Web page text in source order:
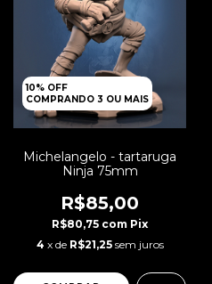
10% OFF
COMPRANDO 3 OU MAIS
Michelangelo - tartaruga
Ninja 75mm
R$85,00
R$80,75 com Pix
4 x de R$21,25 sem juros